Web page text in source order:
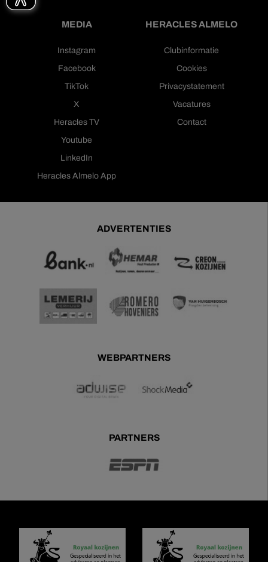
MEDIA
Instagram
Facebook
TikTok
X
Heracles TV
Youtube
LinkedIn
Heracles Almelo App
HERACLES ALMELO
Clubinformatie
Cookies
Privacystatement
Vacatures
Contact
ADVERTENTIES
WEBPARTNERS
PARTNERS